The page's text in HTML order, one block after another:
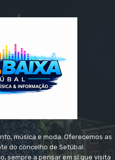
música e moda. Oferecemos as
do concelho de Setúbal.
sempre a pensar em si que visita